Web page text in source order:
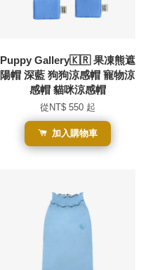
Puppy Gallery🇰🇷 果凍熊遮
陽帽 深藍 狗狗涼感帽 寵物涼
感帽 貓咪涼感帽
從 NT$ 550 起
加入購物車